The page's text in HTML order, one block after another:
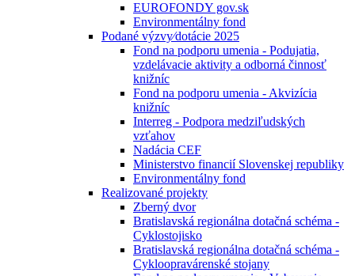
EUROFONDY gov.sk
Environmentálny fond
Podané výzvy⁄dotácie 2025
Fond na podporu umenia - Podujatia,
vzdelávacie aktivity a odborná činnosť
knižníc
Fond na podporu umenia - Akvizícia
knižníc
Interreg - Podpora medziľudských
vzťahov
Nadácia CEF
Ministerstvo financií Slovenskej republiky
Environmentálny fond
Realizované projekty
Zberný dvor
Bratislavská regionálna dotačná schéma -
Cyklostojisko
Bratislavská regionálna dotačná schéma -
Cykloopravárenské stojany